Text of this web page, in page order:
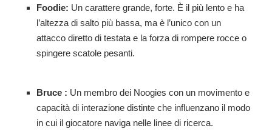
Foodie: Un carattere grande, forte. È il più lento e ha
l’altezza di salto più bassa, ma è l’unico con un
attacco diretto di testata e la forza di rompere rocce o
spingere scatole pesanti.
Bruce : Un membro dei Noogies con un movimento e
capacità di interazione distinte che influenzano il modo
in cui il giocatore naviga nelle linee di ricerca.